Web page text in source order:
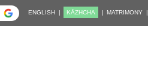
ENGLISH | KĀZHCHA | MATRIMONY |